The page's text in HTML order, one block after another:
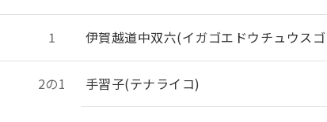
1 伊賀越道中双六(イガゴエドウチュウス
2の1 手習子(テナライコ)